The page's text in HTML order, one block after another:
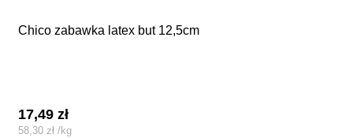
chico zabawka latex but 12,5cm
17,49zł
58,30zł /kg